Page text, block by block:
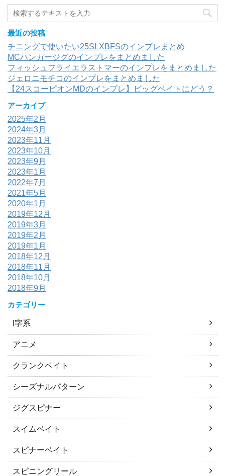
最近の投稿
チニングで使いたい25SLXBFSのインプレまとめ
MCハンガージグのインプレをまとめました
フィッシュフライエラストマーのインプレをまとめました
ジェロニモチコのインプレをまとめました
【24スコーピオンMDのインプレ】ビッグベイトにどう？
アーカイブ
2025年2月
2024年3月
2023年11月
2023年10月
2023年9月
2023年1月
2022年7月
2021年5月
2020年1月
2019年12月
2019年3月
2019年2月
2019年1月
2018年12月
2018年11月
2018年10月
2018年9月
カテゴリー
I字系
アニメ
クランクベイト
シーズナルパターン
ジグスピナー
スイムベイト
スピナーベイト
スピニングリール